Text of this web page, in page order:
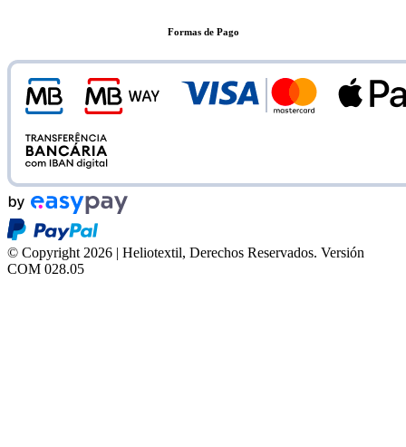
Formas de Pago
© Copyright 2026 | Heliotextil, Derechos Reservados. Versión
COM 028.05